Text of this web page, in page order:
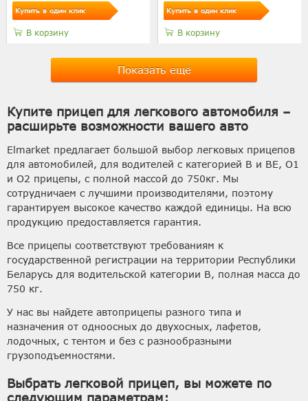
Купить в один клик
В корзину
Купить в один клик
В корзину
Показать ещё
Купите прицеп для легкового автомобиля –
расширьте возможности вашего авто
Elmarket предлагает большой выбор легковых прицепов
для автомобилей, для водителей с категорией B и BE, O1
и O2 прицепы, с полной массой до 750кг. Мы
сотрудничаем с лучшими производителями, поэтому
гарантируем высокое качество каждой единицы. На всю
продукцию предоставляется гарантия.
Все прицепы соответствуют требованиям к
государственной регистрации на территории Республики
Беларусь для водительской категории B, полная масса до
750 кг.
У нас вы найдете автоприцепы разного типа и
назначения от одноосных до двухосных, лафетов,
лодочных, с тентом и без с разнообразными
грузоподъемностями.
Выбрать легковой прицеп, вы можете по
следующим параметрам: